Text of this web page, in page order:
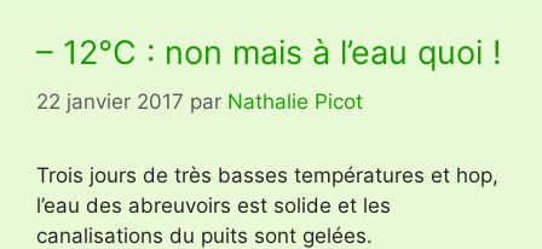
– 12°C : non mais à l’eau quoi !
22 janvier 2017 par Nathalie Picot
Trois jours de très basses températures et hop,
l’eau des abreuvoirs est solide et les
canalisations du puits sont gelées.